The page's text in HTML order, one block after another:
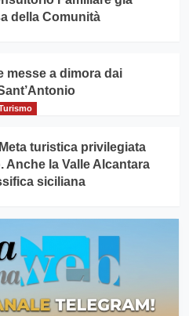
della Comunità
messe a dimora dai
turistica privilegiata
la Valle Alcantara
siciliana